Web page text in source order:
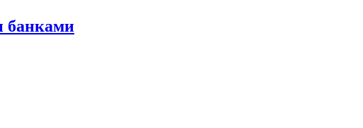
банками